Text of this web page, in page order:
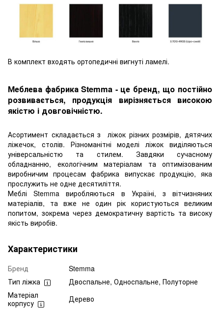
В комплект входять ортопедичні вигнуті ламелі.
Меблева фабрика Stemma - це бренд, що постійно
розвивається, продукція вирізняється високою
якістю і довговічністю.
Асортимент складається з ліжок різних розмірів, дятячих
ліжечок, столів. Різноманітні моделі ліжок виділяються
універсальністю та стилем. Завдяки сучасному
обладнанню, екологічним матеріалам та оптимізованим
виробничим процесам фабрика випускає продукцію, яка
прослужить не одне десятиліття.
Меблі Stemma виробляються в Україні, з вітчизняних
матеріалів, та вже не один рік користуються великим
попитом, зокрема через демократичну вартість та високу
якість виробів.
Характеристики
Бренд
Stemma
Тип ліжка
Двоспальне, Односпальне, Полуторне
Матеріал
корпусу
Дерево